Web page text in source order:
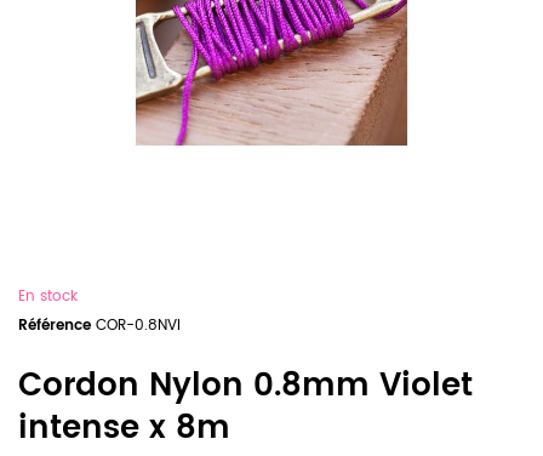
En stock
Référence COR-0.8NVI
Cordon Nylon 0.8mm Violet
intense x 8m